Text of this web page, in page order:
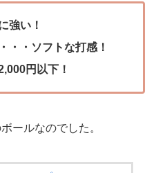
強い！
・・ソフトな打感！
円以下！
ールなのでした。